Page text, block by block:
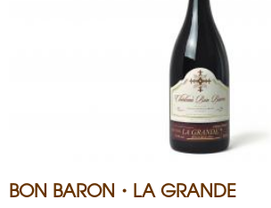
BON BARON・LA GRANDE